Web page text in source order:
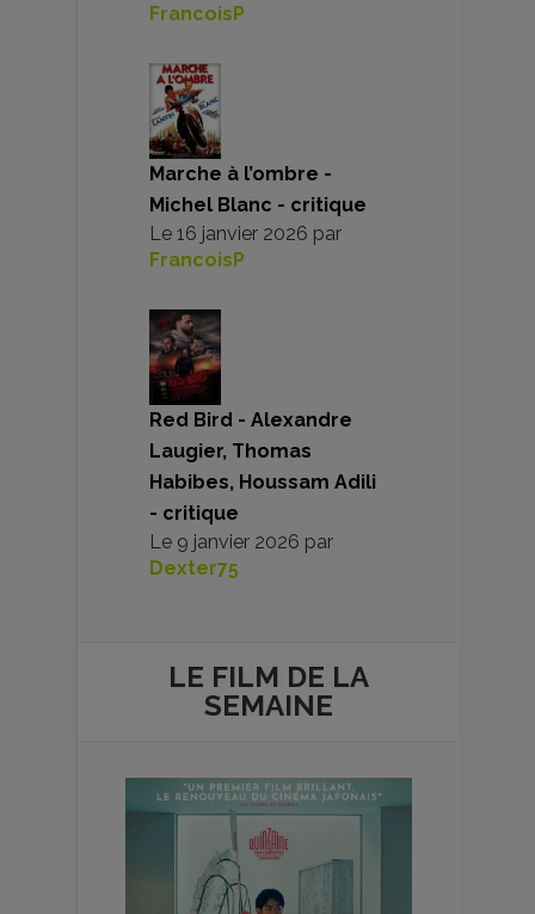
FrancoisP
Marche à l’ombre -
Michel Blanc - critique
Le 16 janvier 2026 par
FrancoisP
Red Bird - Alexandre
Laugier, Thomas
Habibes, Houssam Adili
- critique
Le 9 janvier 2026 par
Dexter75
LE FILM DE LA
SEMAINE